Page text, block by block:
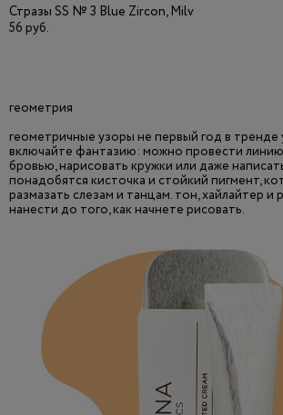
Стразы SS № 3 Blue Zircon, Milv
56 руб.
геометрия
геометричные узоры не первый год в тренде
включайте фантазию: можно провести
бровью, нарисовать кружки или даже
понадобятся кисточка и стойкий пигмент,
размазать слезам и танцам. тон, хайлайтер и
нанести до того, как начнете рисовать.